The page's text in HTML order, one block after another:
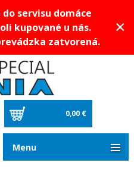
servisu domáce
kupované u nás.
zatvorená.
×
0,00 €
Menu